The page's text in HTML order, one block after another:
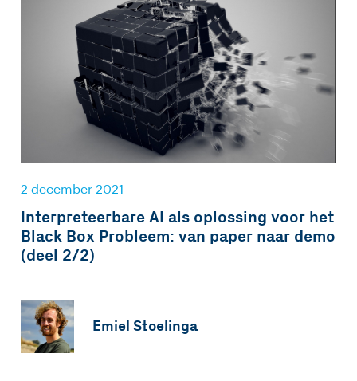
2 december 2021
Interpreteerbare AI als oplossing voor het
Black Box Probleem: van paper naar demo
(deel 2/2)
Emiel Stoelinga